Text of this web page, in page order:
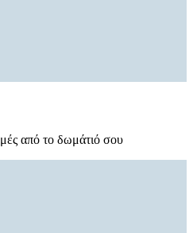
από το δωμάτιό σου